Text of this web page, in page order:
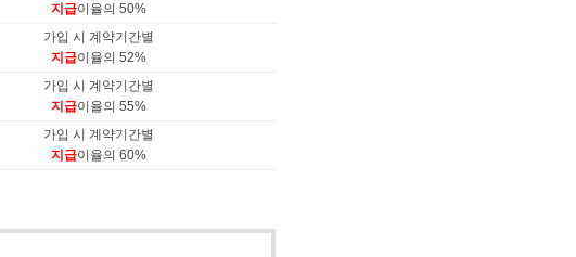
지급이율의 50%
가입 시 계약기간별
지급이율의 52%
가입 시 계약기간별
지급이율의 55%
가입 시 계약기간별
지급이율의 60%